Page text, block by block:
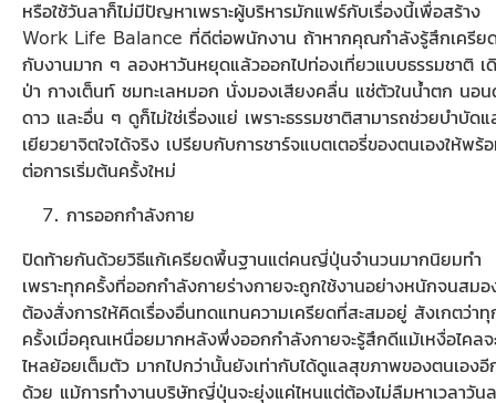
หรือใช้วันลาก็ไม่มีปัญหาเพราะผู้บริหารมักแฟร์กับเรื่องนี้เพื่อสร้าง
Work Life Balance ที่ดีต่อพนักงาน ถ้าหากคุณกำลังรู้สึกเครีย
กับงานมาก ๆ ลองหาวันหยุดแล้วออกไปท่องเที่ยวแบบธรรมชาติ เ
ป่า กางเต็นท์ ชมทะเลหมอก นั่งมองเสียงคลื่น แช่ตัวในน้ำตก นอน
ดาว และอื่น ๆ ดูก็ไม่ใช่เรื่องแย่ เพราะธรรมชาติสามารถช่วยบำบัดแ
เยียวยาจิตใจได้จริง เปรียบกับการชาร์จแบตเตอรี่ของตนเองให้พร้
ต่อการเริ่มต้นครั้งใหม่
การออกกำลังกาย
ปิดท้ายกันด้วยวิธีแก้เครียดพื้นฐานแต่คนญี่ปุ่นจำนวนมากนิยมทำ
เพราะทุกครั้งที่ออกกำลังกายร่างกายจะถูกใช้งานอย่างหนักจนสมอ
ต้องสั่งการให้คิดเรื่องอื่นทดแทนความเครียดที่สะสมอยู่ สังเกตว่าทุ
ครั้งเมื่อคุณเหนื่อยมากหลังพึ่งออกกำลังกายจะรู้สึกดีแม้เหงื่อไคลจ
ไหลย้อยเต็มตัว มากไปกว่านั้นยังเท่ากับได้ดูแลสุขภาพของตนเองอี
ด้วย แม้การทำงานบริษัทญี่ปุ่นจะยุ่งแค่ไหนแต่ต้องไม่ลืมหาเวลาวัน